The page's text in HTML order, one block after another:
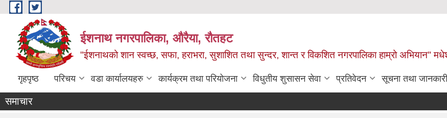
Skip to main content
ईशनाथ नगरपालिका, औरैया, रौतहट
"ईशनाथको शान स्वच्छ, सफा, हराभरा, सुशाशित तथा सुन्दर, शान्त र विकशित नगरपालिका हाम्रो अभियान"
गृहपृष्ठ परिचय वडा कार्यालयहरु कार्यक्रम तथा परियोजना विधुतीय शुसासन सेवा प्रतिवेदन सूचना तथा जानकारी
समाचार